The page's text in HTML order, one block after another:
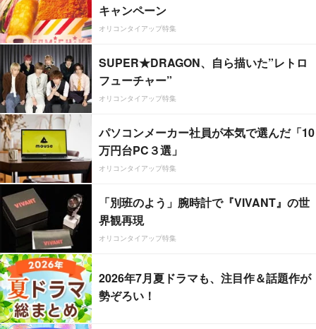
キャンペーン
オリコンタイアップ特集
SUPER★DRAGON、自ら描いた”レトロ
フューチャー”
オリコンタイアップ特集
パソコンメーカー社員が本気で選んだ「10
万円台PC３選」
オリコンタイアップ特集
「別班のよう」腕時計で『VIVANT』の世
界観再現
オリコンタイアップ特集
2026年7月夏ドラマも、注目作＆話題作が
勢ぞろい！